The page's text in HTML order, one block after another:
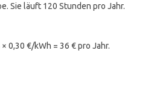
Sie läuft 120 Stunden pro Jahr.
0,30 €/kWh = 36 € pro Jahr.